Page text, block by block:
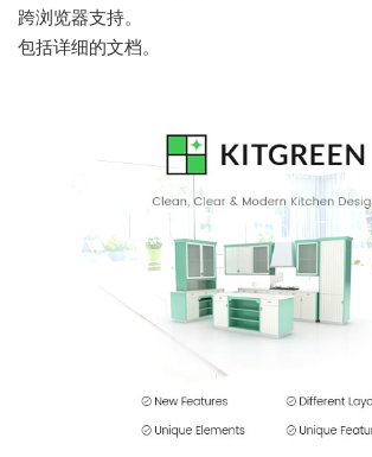
跨浏览器支持。
包括详细的文档。